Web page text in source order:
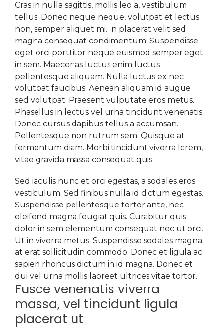
Cras in nulla sagittis, mollis leo a, vestibulum
tellus. Donec neque neque, volutpat et lectus
non, semper aliquet mi. In placerat velit sed
magna consequat condimentum. Suspendisse
eget orci porttitor neque euismod semper eget
in sem. Maecenas luctus enim luctus
pellentesque aliquam. Nulla luctus ex nec
volutpat faucibus. Aenean aliquam id augue
sed volutpat. Praesent vulputate eros metus.
Phasellus in lectus vel urna tincidunt venenatis.
Donec cursus dapibus tellus a accumsan.
Pellentesque non rutrum sem. Quisque at
fermentum diam. Morbi tincidunt viverra lorem,
vitae gravida massa consequat quis.
Sed iaculis nunc et orci egestas, a sodales eros
vestibulum. Sed finibus nulla id dictum egestas.
Suspendisse pellentesque tortor ante, nec
eleifend magna feugiat quis. Curabitur quis
dolor in sem elementum consequat nec ut orci.
Ut in viverra metus. Suspendisse sodales magna
at erat sollicitudin commodo. Donec et ligula ac
sapien rhoncus dictum in id magna. Donec et
dui vel urna mollis laoreet ultrices vitae tortor.
Fusce venenatis viverra
massa, vel tincidunt ligula
placerat ut